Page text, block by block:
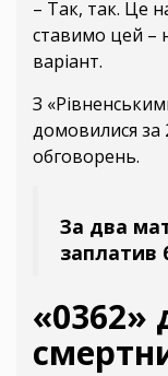
– Так, так. Це
ставимо цей –
варіант.
З
домовилися за
обговорень.
За два
заплатив
«0362»